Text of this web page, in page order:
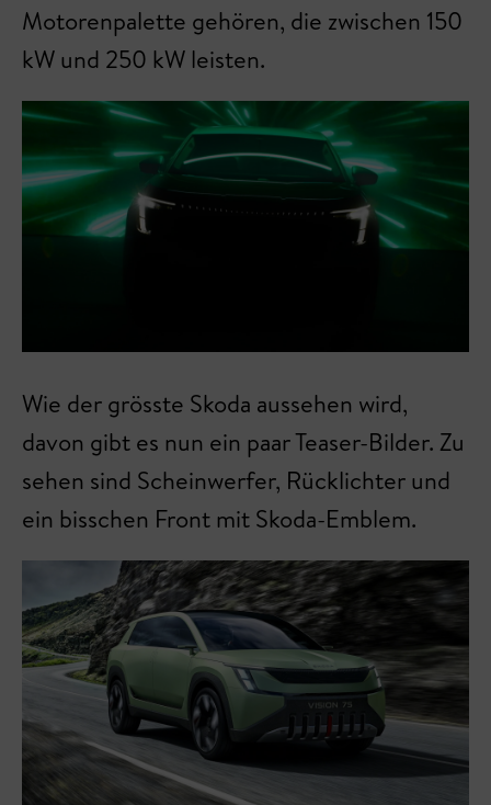
Motorenpalette gehören, die zwischen 150
kW und 250 kW leisten.
Wie der grösste Skoda aussehen wird,
davon gibt es nun ein paar Teaser-Bilder. Zu
sehen sind Scheinwerfer, Rücklichter und
ein bisschen Front mit Skoda-Emblem.